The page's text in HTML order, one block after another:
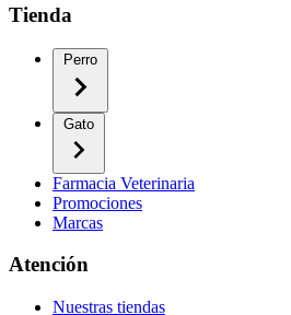
Tienda
Perro
Gato
Farmacia Veterinaria
Promociones
Marcas
Atención
Nuestras tiendas